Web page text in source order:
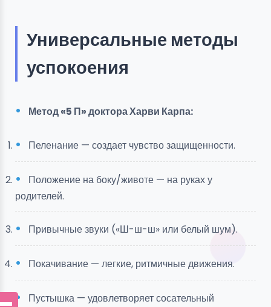
Универсальные методы
успокоения
Метод «5 П» доктора Харви Карпа:
Пеленание — создает чувство защищенности.
Положение на боку/животе — на руках у
родителей.
Привычные звуки («Ш-ш-ш» или белый шум).
Покачивание — легкие, ритмичные движения.
Пустышка — удовлетворяет сосательный